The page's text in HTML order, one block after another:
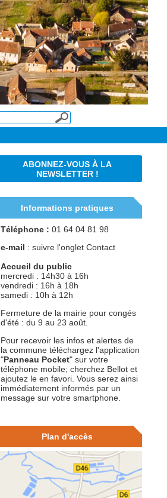
ABONNEZ-VOUS À LA
NEWSLETTER !
Informations pratiques
Téléphone : 01 64 04 81 98
e-mail : suivre l'onglet Contact
Accueil du public
mercredi : 14h30 à 16h
vendredi : 16h à 18h
samedi : 10h à 12h
Fermeture de la mairie pour congés
d'été : du 9 au 23 août.
Pour recevoir les infos et alertes de
la commune téléchargez l'application
"Panneau Pocket" sur votre
téléphone mobile; cherchez Bellot et
ajoutez le en favori. Vous serez ainsi
immédiatement informés par un
message sur votre smartphone.
Plan d'accès